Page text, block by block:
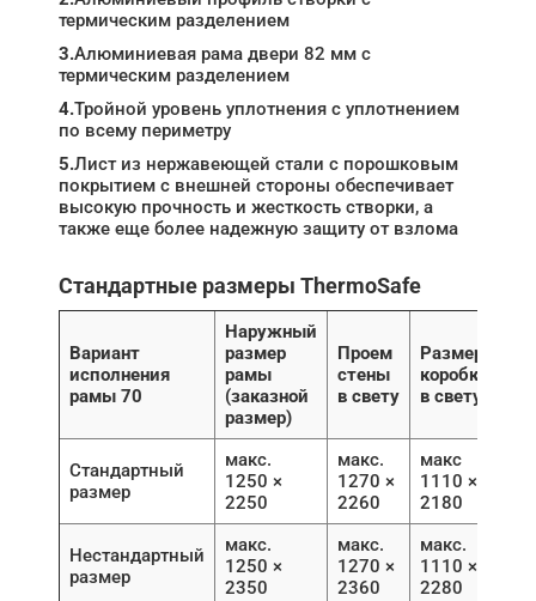
термическим разделением
3.Алюминиевая рама двери 82 мм с
термическим разделением
4.Тройной уровень уплотнения с уплотнением
по всему периметру
5.Лист из нержавеющей стали с порошковым
покрытием с внешней стороны обеспечивает
высокую прочность и жесткость створки, а
также еще более надежную защиту от взлома
Стандартные размеры ThermoSafe
Вариант
исполнения
рамы 70
Наружный
размер
рамы
(заказной
размер)
Проем
стены
в свету
Размер
коробки
в свету
Стандартный
размер
макс.
1250 ×
2250
макс.
1270 ×
2260
макс
1110 ×
2180
Нестандартный
размер
макс.
1250 ×
2350
макс.
1270 ×
2360
макс.
1110 ×
2280